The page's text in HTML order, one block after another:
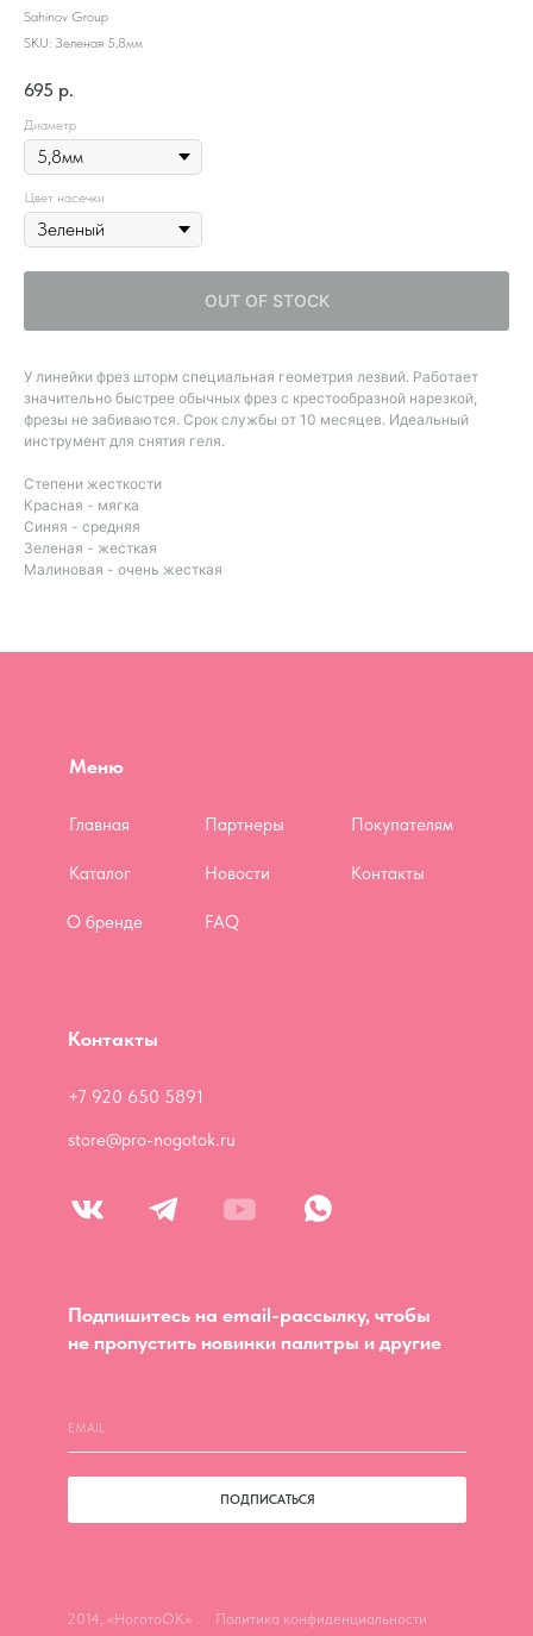
Sahinov Group
SKU: Зеленая 5,8мм
695 р.
Диаметр
Цвет насечки
OUT OF STOCK
У линейки фрез шторм специальная геометрия лезвий. Работает
значительно быстрее обычных фрез с крестообразной нарезкой,
фрезы не забиваются. Срок службы от 10 месяцев. Идеальный
инструмент для снятия геля.
Степени жесткости
Красная - мягка
Синяя - средняя
Зеленая - жесткая
Малиновая - очень жесткая
Меню
Главная
Каталог
О бренде
Партнеры
Новости Контакты
Покупателям
Контакты
Подпишитесь на email-рассылку, чтобы
не пропустить новинки палитры и другие
+7 920 650 5891
store@pro-nogotok.ru
2014, «НоготоОК» Политика конфиденциальности
ПОДПИСАТЬСЯ
FAQ